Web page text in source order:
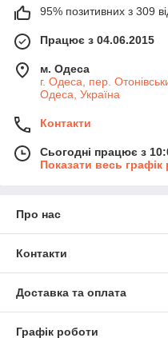
95% позитивних з 309
Працює з 04.06.2015
м. Одеса
г. Одеса, пер.
Одеса, Україна
Контакти
Сьогодні працює з
Показати весь графік
Про нас
Контакти
Доставка та оплата
Графік роботи